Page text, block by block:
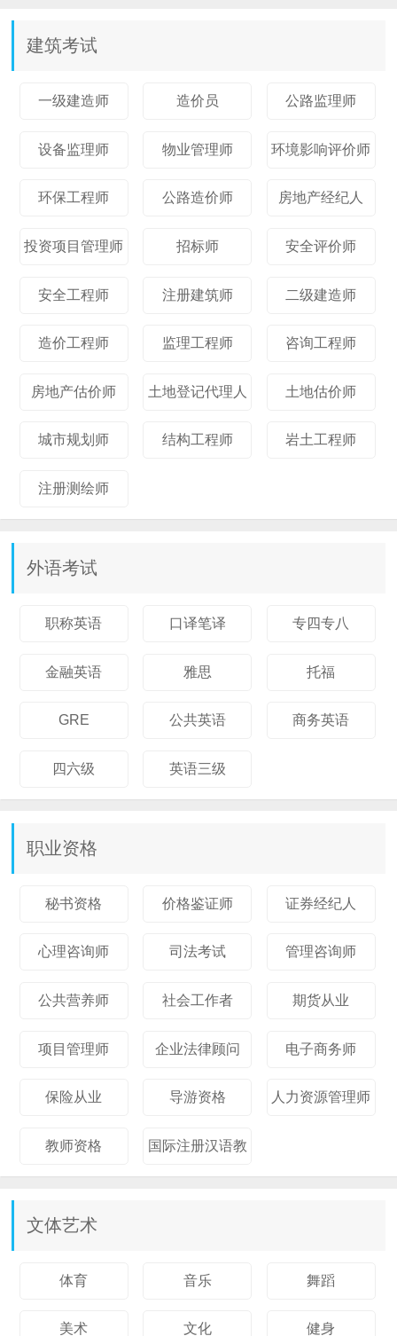
建筑考试
一级建造师 造价员 公路监理师
设备监理师 物业管理师 环境影响评价师
环保工程师 公路造价师 房地产经纪人
投资项目管理师 招标师 安全评价师
安全工程师 注册建筑师 二级建造师
造价工程师 监理工程师 咨询工程师
房地产估价师 土地登记代理人 土地估价师
城市规划师 结构工程师 岩土工程师
注册测绘师
外语考试
职称英语 口译笔译 专四专八
金融英语 雅思 托福
GRE 公共英语 商务英语
四六级 英语三级
职业资格
秘书资格 价格鉴证师 证券经纪人
心理咨询师 司法考试 管理咨询师
公共营养师 社会工作者 期货从业
项目管理师 企业法律顾问 电子商务师
保险从业 导游资格 人力资源管理师
教师资格 国际注册汉语教
师
文体艺术
体育 音乐 舞蹈
美术 文化 健身